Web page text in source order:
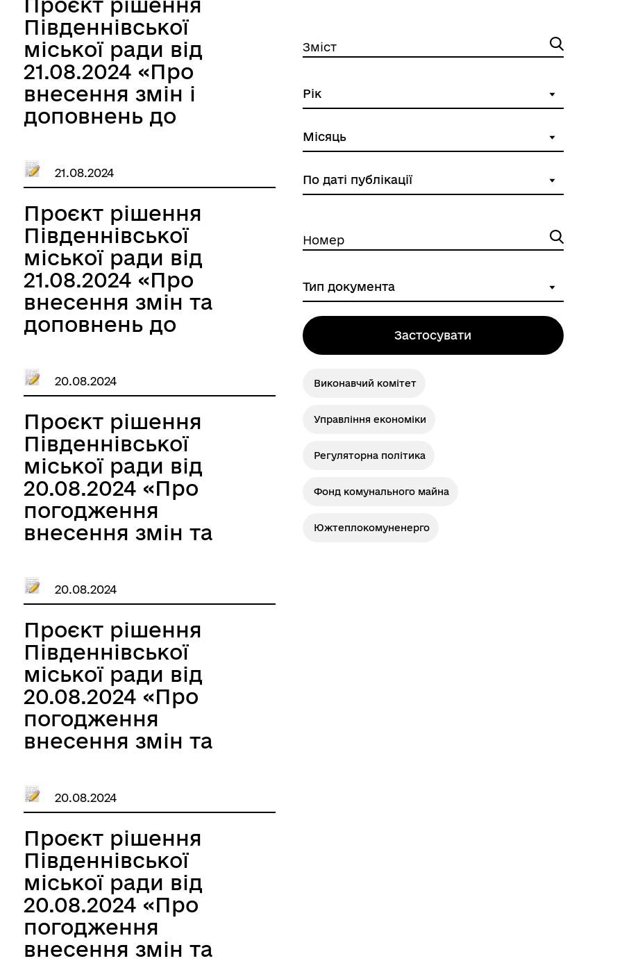
Південнівської
міської ради від
21.08.2024 «Про
внесення змін і
доповнень до
Южненської міської
ради Одеського
району Одеської
області від 14.12.2023
року № 1604-VІІІ
«Про бюджет
Южненської міської
територіальної
громади на 2024
21.08.2024
Проєкт рішення
Південнівської
міської ради від
21.08.2024 «Про
внесення змін та
доповнень до
виконавчого
комітету №1728 від
04.07.2024 «Про
затвердження
зразку службового
посвідчення
працівника
ЮЖНЕНСЬКОГО
КОМУНАЛЬНОГО
«МУНІЦИПАЛЬНА
ВАРТА»»
20.08.2024
Проєкт рішення
Південнівської
міської ради від
20.08.2024 «Про
погодження
внесення змін та
Програми
забезпечення
діяльності
ЮЖНЕНСЬКОГО
КОМУНАЛЬНОГО
ПІДПРИЄМСТВА
«МУНІЦИПАЛЬНА
ВАРТА» на 2022-2024
роки, затвердженої
Южненської міської
ради від 08.03.2022
№953-VIII, шляхом
викладення її у
новій редакції»
20.08.2024
Проєкт рішення
Південнівської
міської ради від
20.08.2024 «Про
погодження
внесення змін та
Програми
підвищення
ефективності
діяльності
підрозділів
Одеського
прикордонного
загону на 2022-2024
роки, затвердженої
20.08.2024
Проєкт рішення
Південнівської
міської ради від
20.08.2024 «Про
погодження
внесення змін та
Зміст
Номер
Застосувати
Виконавчий комітет
Управління економіки
Регуляторна політика
Фонд комунального майна
Южтеплокомуненерго